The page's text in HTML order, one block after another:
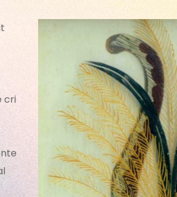
cri